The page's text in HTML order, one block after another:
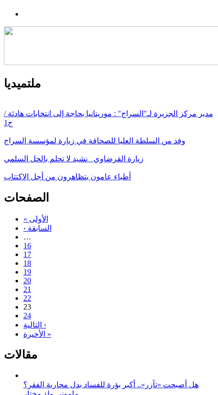
ملتميديا
مدير مركز الجزيرة لـ"السراج" : موريتانيا بحاجة إلى انتخابات هادئة /
ج1
وفد من السلطة العليا للصحافة في زيارة لمؤسسة السراج
زيارة القرضاوي_ نشيد لا تحلم بالحل السلمي
أطباء عامون يتظاهرون من أجل الاكتتاب
الصفحات
« الأولى
‹ السابقة
…
16
17
18
19
20
21
22
23
24
التالية ›
الأخيرة »
مقالات
هل أصبحت «تآزر».. أكبر بؤرة للفساد بدل محاربة الفقر؟